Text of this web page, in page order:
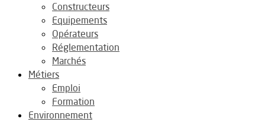
Constructeurs
Equipements
Opérateurs
Réglementation
Marchés
Métiers
Emploi
Formation
Environnement